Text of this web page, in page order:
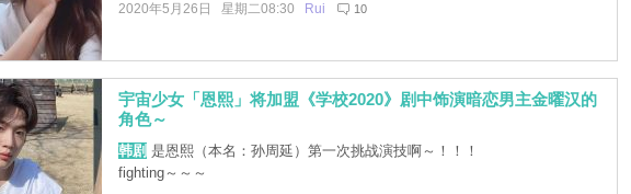
2020年5月26日 星期二08:30 Rui 10
宇宙少女「恩熙」将加盟《学校2020》剧中饰演暗恋男主金曜汉的
角色～
韩剧 是恩熙（本名：孙周延）第一次挑战演技啊～！！！
fighting～～～